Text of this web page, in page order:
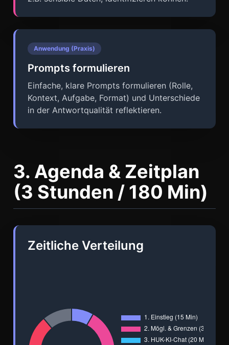
Anwendung (Praxis)
Prompts formulieren
Einfache, klare Prompts formulieren (Rolle,
Kontext, Aufgabe, Format) und Unterschiede
in der Antwortqualität reflektieren.
3. Agenda & Zeitplan
(3 Stunden / 180 Min)
Zeitliche Verteilung